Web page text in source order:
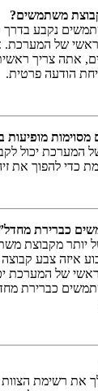
משתמשים?
נקבע בדרך
של המערכת.
אתה צריך
הודעה פרטית.
מופיעות
המערכת יכול
כדי להפוך את
כברירת
יותר מקבוצת
איזה צבע קבוצה
של המערכת
כברירת
את רשימת